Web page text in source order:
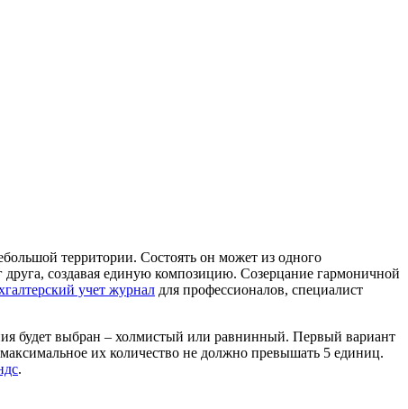
территории. Состоять он может из одного
создавая единую композицию. Созерцание гармоничной
учет журнал для профессионалов, специалист
будет выбран – холмистый или равнинный. Первый вариант
их количество не должно превышать 5 единиц.
.